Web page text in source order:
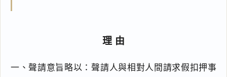
理由
一、聲請意旨略以：聲請人與相對人間請求假扣押事